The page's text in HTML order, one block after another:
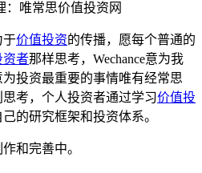
：唯常思价值投资网
于价值投资的传播，愿每个普通的
资者那样思考，Wechance意为我
投资最重要的事情唯有经常思
考，个人投资者通过学习价值投
的研究框架和投资体系。
和完善中。